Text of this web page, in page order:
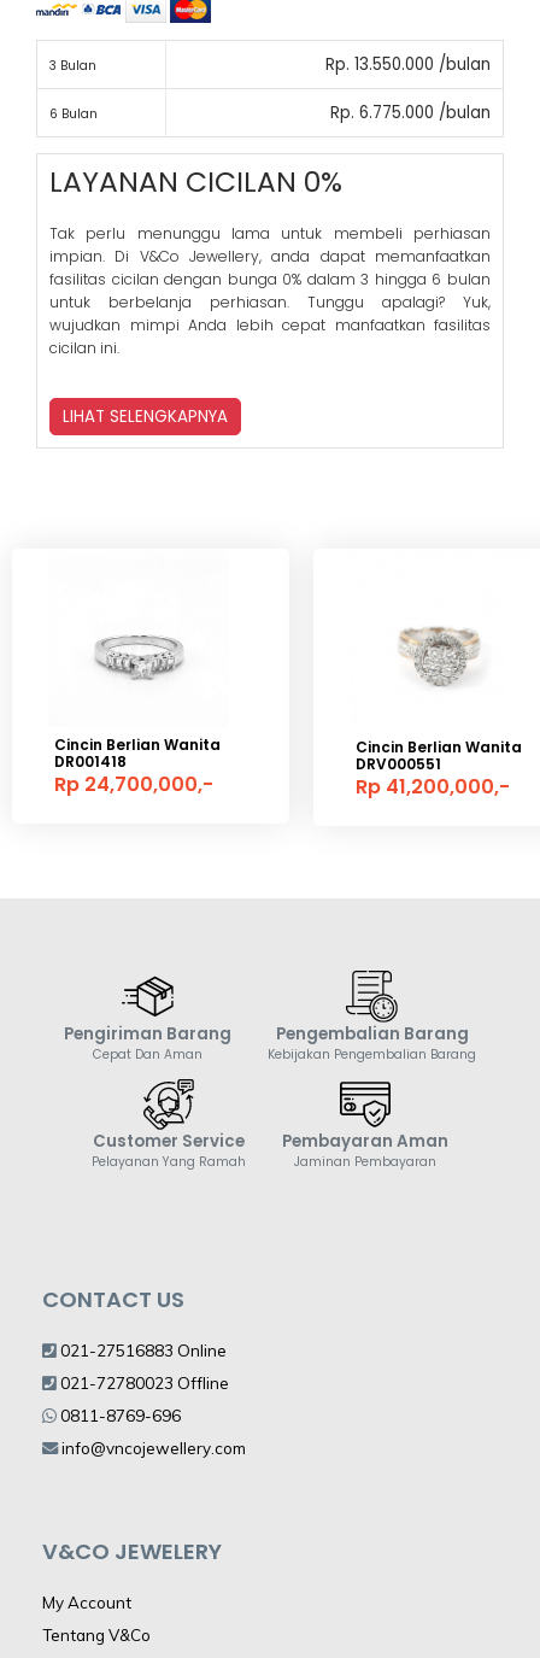
3 Bulan Rp. 13.550.000 /bulan
6 Bulan Rp. 6.775.000 /bulan
LAYANAN CICILAN 0%
Tak perlu menunggu lama untuk membeli perhiasan
impian. Di V&Co Jewellery, anda dapat memanfaatkan
fasilitas cicilan dengan bunga 0% dalam 3 hingga 6 bulan
untuk berbelanja perhiasan. Tunggu apalagi? Yuk,
wujudkan mimpi Anda lebih cepat manfaatkan fasilitas
cicilan ini.
LIHAT SELENGKAPNYA
Cincin Berlian Wanita
DR001418
Rp 24,700,000,-
Cincin Berlian Wanita
DRV000551
Rp 41,200,000,-
Pengiriman Barang
Cepat Dan Aman
Pengembalian Barang
Kebijakan Pengembalian Barang
Customer Service
Pelayanan Yang Ramah
Pembayaran Aman
Jaminan Pembayaran
V&CO JEWELERY
My Account
Tentang V&Co
CONTACT US
021-27516883 Online
021-72780023 Offline
0811-8769-696
info@vncojewellery.com